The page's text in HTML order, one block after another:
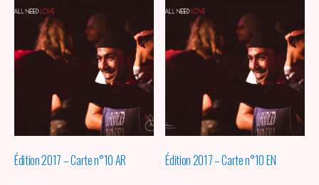
Édition 2017 – Carte n°10 AR Édition 2017 – Carte n°10 EN